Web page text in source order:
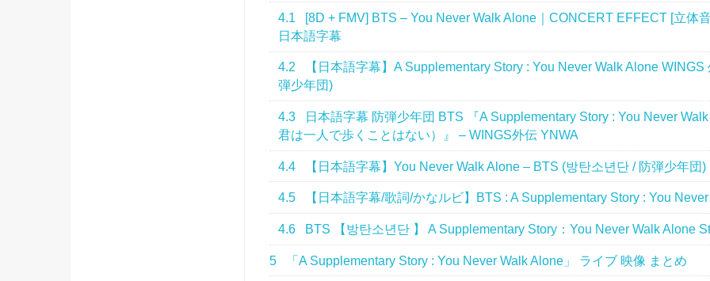
4.1
[8D + FMV] BTS – You Never Walk Alone｜CONCERT EFFECT [立体
日本語字幕
4.2
【日本語字幕】A Supplementary Story : You Never Walk Alone WINGS
弾少年団)
4.3
日本語字幕 防弾少年団 BTS 『A Supplementary Story : You Never
君は一人で歩くことはない）』 – WINGS外伝 YNWA
4.4 【日本語字幕】You Never Walk Alone – BTS (방탄소년단 / 防弾少年団)
4.5 【日本語字幕/歌詞/かなルビ】BTS : A Supplementary Story : You
4.6 BTS 【방탄소년단 】 A Supplementary Story：You Never Walk Alone
5 「A Supplementary Story : You Never Walk Alone」 ライブ 映像 まとめ